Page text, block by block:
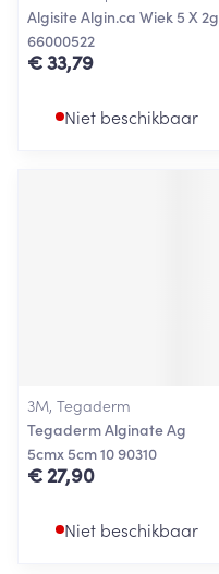
Algisite Algin.ca Wiek 5 X 2g
66000522
€ 33,79
Niet beschikbaar
3M, Tegaderm
Tegaderm Alginate Ag
5cmx 5cm 10 90310
€ 27,90
Niet beschikbaar